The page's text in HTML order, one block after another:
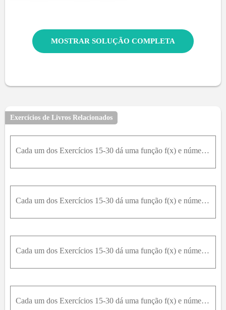
MOSTRAR SOLUÇÃO COMPLETA
Exercícios de Livros Relacionados
Cada um dos Exercícios 15-30 dá uma função f(x) e números L, x0 e ϵ0 . Em cada caso, determine um intervalo aberto em torno de x0 em que a desigualdade | f(x) - L |ε seja verdadeira. DÊ então um valor
Cada um dos Exercícios 15-30 dá uma função f(x) e números L, x₀ e ϵ0 . Em cada caso, determine um intervalo aberto em torno de x₀ em que a desigualdade | f(x) - L | epsilon seja verdadeira. DÊ então u
Cada um dos Exercícios 15-30 dá uma função f(x) e números L, x0 e ϵ0 . Em cada caso, determine um intervalo aberto em torno de x₀ em que a desigualdade | f(x) - L |epsilon seja verdadeira. DÊ então um
Cada um dos Exercícios 15-30 dá uma função f(x) e números L, x_0 e ϵ0 . Em cada caso, determine um intervalo aberto em torno de x0 em que a desigualdade | f(x) - L |epsilon seja verdadeira. DÊ então u